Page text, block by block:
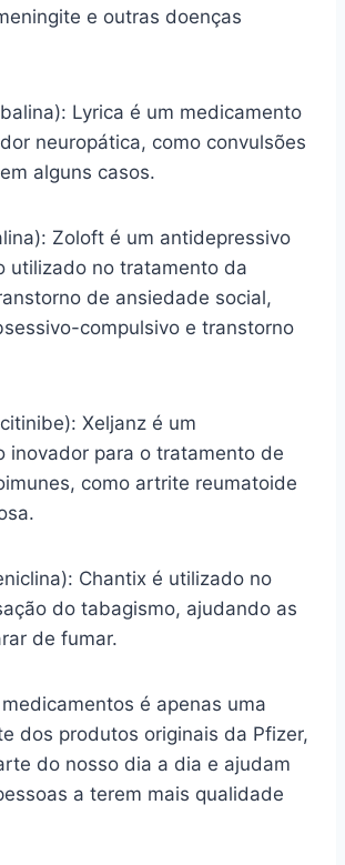
e outras doenças
Lyrica é um medicamento
neuropática, como convulsões
alguns casos.
Zoloft é um antidepressivo
utilizado no tratamento da
de ansiedade social,
compulsivo e transtorno
Xeljanz é um
inovador para o tratamento de
como artrite reumatoide
Chantix é utilizado no
do tabagismo, ajudando as
de fumar.
é apenas uma
dos produtos originais da Pfizer,
do nosso dia a dia e ajudam
a terem mais qualidade